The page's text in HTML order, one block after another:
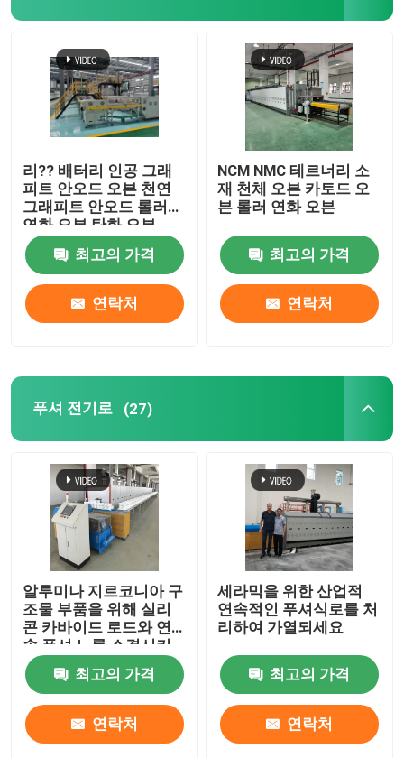
공장 여행
품질 관리
소식
경우
인용문을 요구하세요
박스 형상 노
튜브 로
셔틀 킬른
터널 가마
환경 박스 로
리?? 배터리 인공 그래
피트 안오드 오븐 천연
그래피트 안오드 롤러
연화 오븐 탄화 오븐
최고의 가격
연락처
NCM NMC 테르너리 소
재 천체 오븐 카토드 오
븐 롤러 연화 오븐
최고의 가격
연락처
푸셔 전기로 (27)
알루미나 지르코니아 구
조물 부품을 위해 실리
콘 카바이드 로드와 연
속 푸셔 노를 소결시키
는 고온
최고의 가격
연락처
세라믹을 위한 산업적
연속적인 푸셔식로를 처
리하여 가열되세요
최고의 가격
연락처